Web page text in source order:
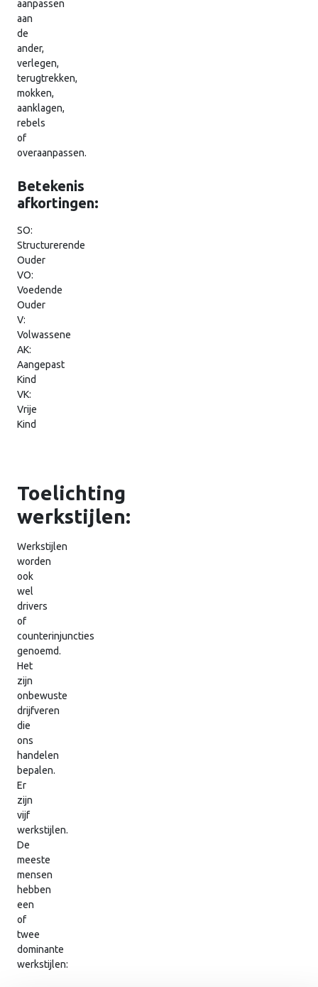
aanpassen
aan
de
ander,
verlegen,
terugtrekken,
mokken,
aanklagen,
rebels
of
overaanpassen.
Betekenis
afkortingen:
SO:
Structurerende
Ouder
VO:
Voedende
Ouder
V:
Volwassene
AK:
Aangepast
Kind
VK:
Vrije
Kind
Toelichting
werkstijlen:
Werkstijlen
worden
ook
wel
drivers
of
counterinjuncties
genoemd.
Het
zijn
onbewuste
drijfveren
die
ons
handelen
bepalen.
Er
zijn
vijf
werkstijlen.
De
meeste
mensen
hebben
een
of
twee
dominante
werkstijlen: